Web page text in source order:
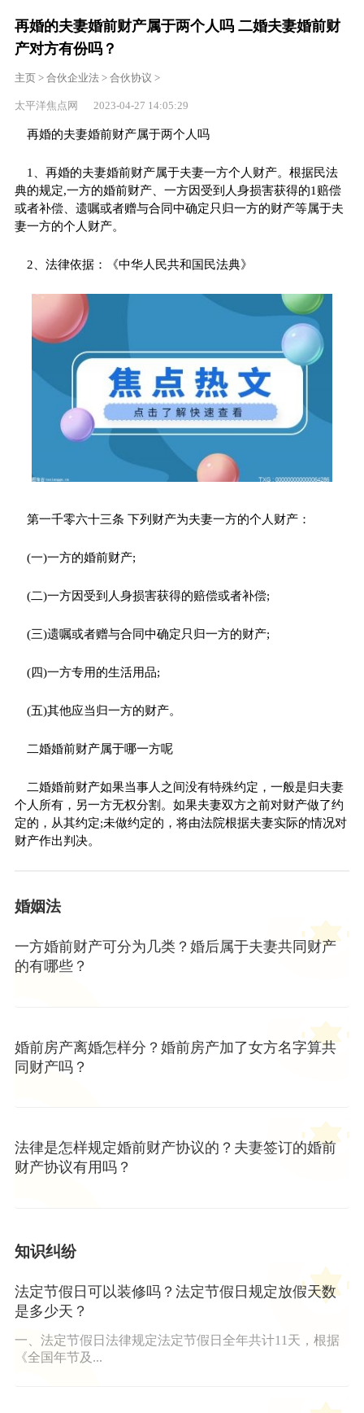
再婚的夫妻婚前财产属于两个人吗 二婚夫妻婚前财
产对方有份吗？
主页> 合伙企业法> 合伙协议 >
太平洋焦点网 2023-04-27 14:05:29
再婚的夫妻婚前财产属于两个人吗
1、再婚的夫妻婚前财产属于夫妻一方个人财产。根据民法
典的规定,一方的婚前财产、一方因受到人身损害获得的1赔偿
或者补偿、遗嘱或者赠与合同中确定只归一方的财产等属于夫
妻一方的个人财产。
2、法律依据：《中华人民共和国 民法典》
第一千零六十三条 下列财产为夫妻一方的个人财产：
(一)一方的婚前财产;
(二)一方因受到人身损害获得的赔偿或者补偿;
(三)遗嘱或者赠与合同中确定只归一方的财产;
(四)一方专用的生活用品;
(五)其他应当归一方的财产。
二婚婚前财产属于哪一方呢
二婚婚前财产如果当事人之间没有特殊约定，一般是归夫妻
个人所有，另一方无权分割。如果夫妻双方之前对财产做了约
定的，从其约定;未做约定的，将由法院根据夫妻实际的情况对
财产作出判决。
婚姻法
一方婚前财产可分为几类？婚后属于夫妻共同财产
的有哪些？
婚前房产离婚怎样分？婚前房产加了女方名字算共
同财产吗？
法律是怎样规定婚前财产协议的？夫妻签订的婚前
财产协议有用吗？
知识纠纷
法定节假日可以装修吗？法定节假日规定放假天数
是多少天？
一、法定节假日法律规定法定节假日全年共计11天，根据
《全国年节及...